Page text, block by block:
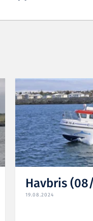
Havbris
19.08.2024